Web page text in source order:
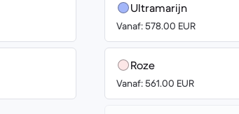
Ultramarijn
Vanaf: 578.00 EUR
Roze
Vanaf: 561.00 EUR